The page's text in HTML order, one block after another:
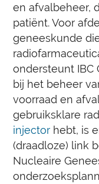
en afvalbeheer,
patiënt. Voor
geneeskunde
ondersteunt IBC
bij het beheer
voorraad en
gebruiksklare
injector hebt, is
(draadloze) link
Nucleaire